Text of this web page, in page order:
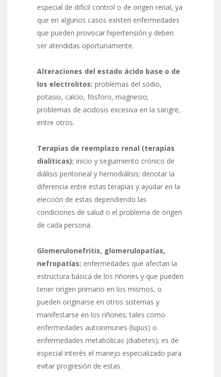
especial de difícil control o de origen renal, ya
que en algunos casos existen enfermedades
que pueden provocar hipertensión y deben
ser atendidas oportunamente.
Alteraciones del estado ácido base o de
los electrolitos: problemas del sodio,
potasio, calcio, fósforo, magnesio;
problemas de acidosis excesiva en la sangre,
entre otros.
Terapias de reemplazo renal (terapias
dialíticas): inicio y seguimiento crónico de
diálisis peritoneal y hemodiálisis; denotar la
diferencia entre estas terapias y ayudar en la
elección de estas dependiendo las
condiciones de salud o el problema de origen
de cada persona.
Glomerulonefritis, glomerulopatías,
nefropatías: enfermedades que afectan la
estructura básica de los riñones y que pueden
tener origen primario en los mismos, o
pueden originarse en otros sistemas y
manifestarse en los riñones; tales como
enfermedades autoinmunes (lupus) o
enfermedades metabólicas (diabetes); es de
especial interés el manejo especializado para
evitar progresión de estas.